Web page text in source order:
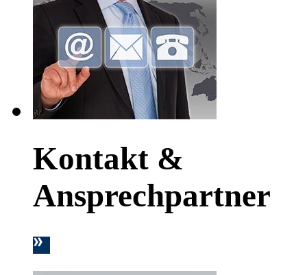
Kontakt &
Ansprechpartner